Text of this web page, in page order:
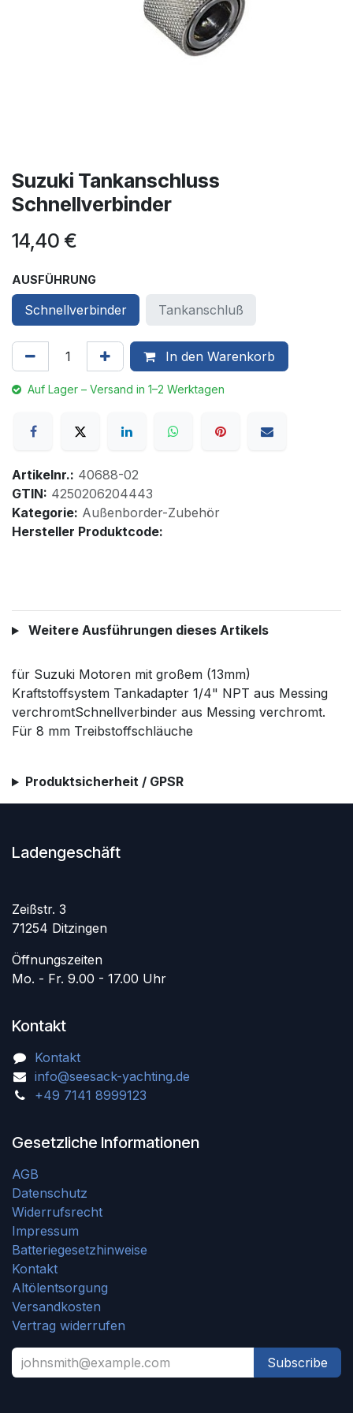
Suzuki Tankanschluss
Schnellverbinder
14,40 €
AUSFÜHRUNG
Schnellverbinder Tankanschluß
In den Warenkorb
Auf Lager – Versand in 1–2 Werktagen
Artikelnr.: 40688-02
GTIN: 4250206204443
Kategorie: Außenborder-Zubehör
Hersteller Produktcode:
Weitere Ausführungen dieses Artikels
für Suzuki Motoren mit großem (13mm)
Kraftstoffsystem Tankadapter 1/4" NPT aus Messing
verchromtSchnellverbinder aus Messing verchromt.
Für 8 mm Treibstoffschläuche
Produktsicherheit / GPSR
Ladengeschäft
Zeißstr. 3
71254 Ditzingen
Öffnungszeiten
Mo. - Fr. 9.00 - 17.00 Uhr
Kontakt
Kontakt
info@seesack-yachting.de
+49 7141 8999123
Gesetzliche Informationen
AGB
Datenschutz
Widerrufsrecht
Impressum
Batteriegesetzhinweise
Kontakt
Altölentsorgung
Versandkosten
Vertrag widerrufen
Subscribe